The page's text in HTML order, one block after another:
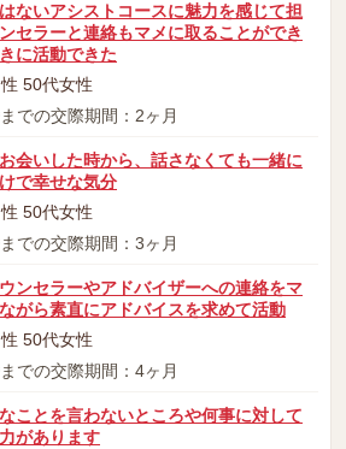
ないアシストコースに魅力を感じて担
セラーと連絡もマメに取ることができ
に活動できた
50代女性
での交際期間：2ヶ月
会いした時から、話さなくても一緒に
で幸せな気分
50代女性
での交際期間：3ヶ月
ンセラーやアドバイザーへの連絡をマ
がら素直にアドバイスを求めて活動
50代女性
での交際期間：4ヶ月
ことを言わないところや何事に対して
があります